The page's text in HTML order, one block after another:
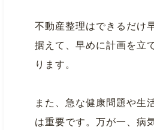
不動産整理はできるだけ
据えて、早めに計画を立
ります。
また、急な健康問題や生
は重要です。万が一、病